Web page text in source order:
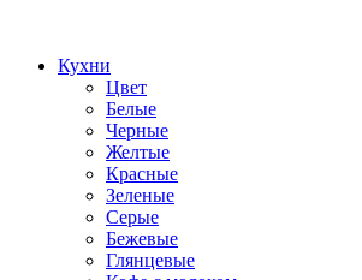
Кухни
Цвет
Белые
Черные
Желтые
Красные
Зеленые
Серые
Бежевые
Глянцевые